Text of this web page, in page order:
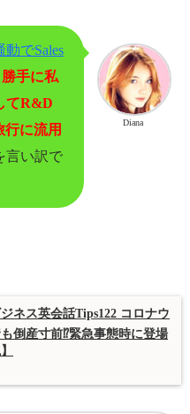
でSales
勝手に私
てR&D
行に流用
言い訳で
Diana
ジネス英会話Tips122 コロナウ
倒産寸前⁉緊急事態時に登場